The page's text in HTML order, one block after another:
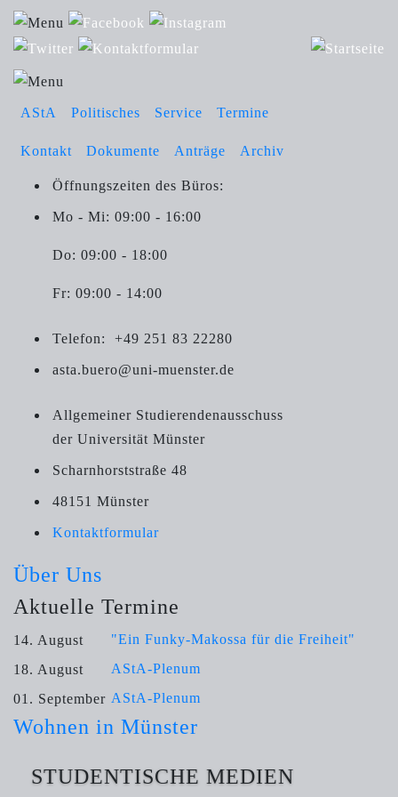
AStA Politisches Service Termine
Kontakt Dokumente Anträge Archiv
Öffnungszeiten des Büros:
Mo - Mi: 09:00 - 16:00
Do: 09:00 - 18:00
Fr: 09:00 - 14:00
Telefon: +49 251 83 22280
asta.buero@uni-muenster.de
Allgemeiner Studierendenausschuss
der Universität Münster
Scharnhorststraße 48
48151 Münster
Kontaktformular
Über Uns
Aktuelle Termine
14. August
"Ein Funky-Makossa für die Freiheit"
18. August
AStA-Plenum
01. September AStA-Plenum
Wohnen in Münster
STUDENTISCHE MEDIEN